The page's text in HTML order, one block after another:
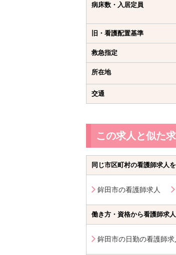
病床数・入居定員
旧・看護配置基準
救急指定
所在地
交通
この求人と似た
同じ市区町村の看護師求人
鉾田市の看護師求人
働き方・資格から看護師求
鉾田市の日勤の看護師求